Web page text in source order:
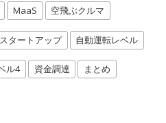
MaaS 空飛ぶクルマ
スタートアップ 自動運転レベル
ル4 資金調達 まとめ